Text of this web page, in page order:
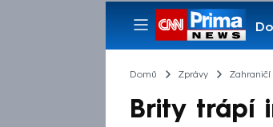
Domů Zprávy Zahraničí
Brity trápí